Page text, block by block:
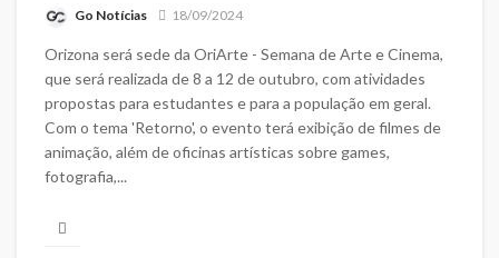
Go Notícias 18/09/2024
Orizona será sede da OriArte - Semana de Arte e Cinema,
que será realizada de 8 a 12 de outubro, com atividades
propostas para estudantes e para a população em geral.
Com o tema 'Retorno', o evento terá exibição de filmes de
animação, além de oficinas artísticas sobre games,
fotografia,...